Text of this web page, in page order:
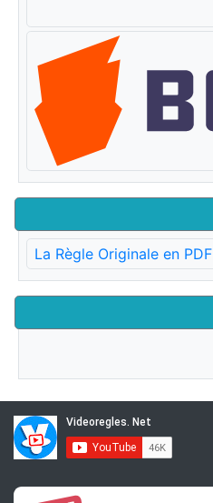
La Règle Originale en PDF